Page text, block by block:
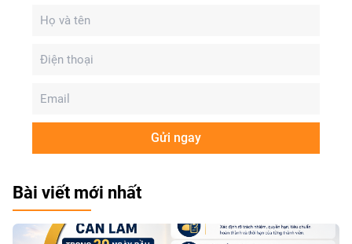
Gửi ngay
Bài viết mới nhất